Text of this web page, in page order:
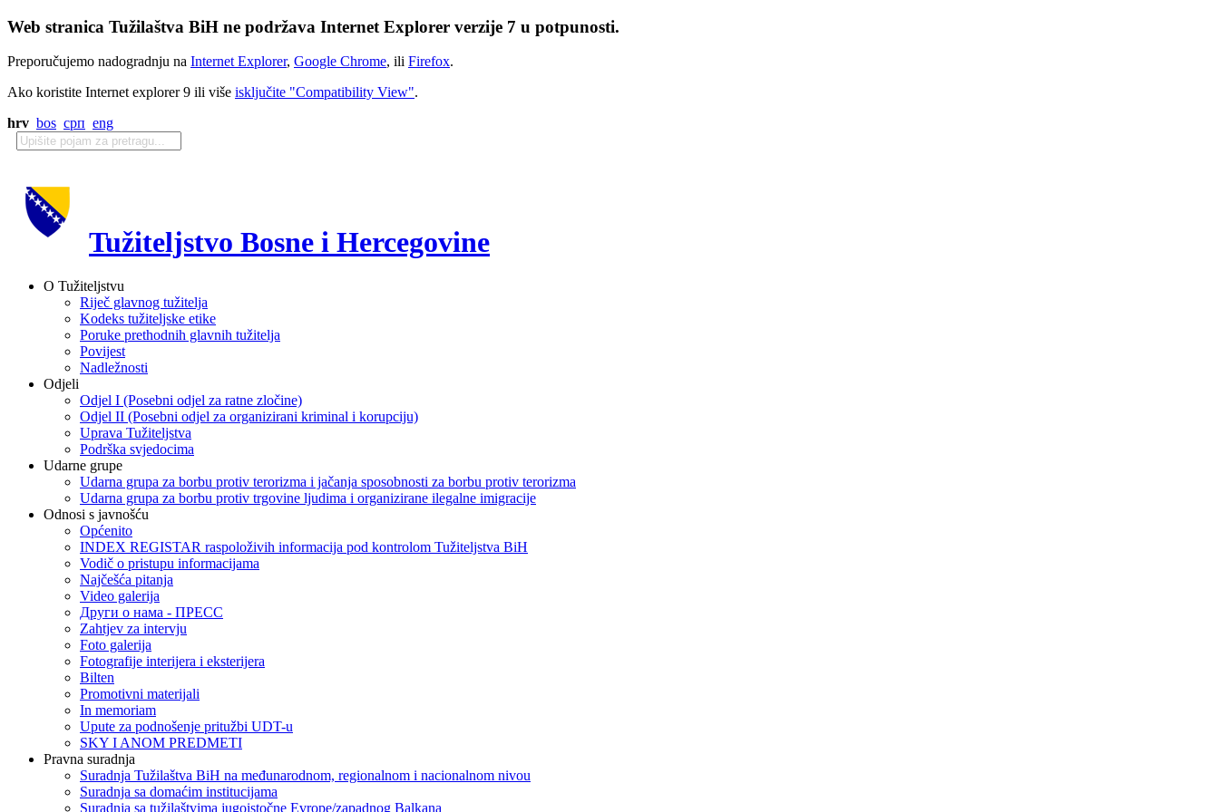
Web stranica Tužilaštva BiH ne podržava Internet Explorer verzije 7 u potpunosti.
Preporučujemo nadogradnju na Internet Explorer, Google Chrome, ili Firefox.
Ako koristite Internet explorer 9 ili više isključite "Compatibility View".
hrv bos срп eng
Tužiteljstvo Bosne i Hercegovine
O Tužiteljstvu
Riječ glavnog tužitelja
Kodeks tužiteljske etike
Poruke prethodnih glavnih tužitelja
Povijest
Nadležnosti
Odjeli
Odjel I (Posebni odjel za ratne zločine)
Odjel II (Posebni odjel za organizirani kriminal i korupciju)
Uprava Tužiteljstva
Podrška svjedocima
Udarne grupe
Udarna grupa za borbu protiv terorizma i jačanja sposobnosti za borbu protiv terorizma
Udarna grupa za borbu protiv trgovine ljudima i organizirane ilegalne imigracije
Odnosi s javnošću
Općenito
INDEX REGISTAR raspoloživih informacija pod kontrolom Tužiteljstva BiH
Vodič o pristupu informacijama
Najčešća pitanja
Video galerija
Други о нама - ПРЕСC
Zahtjev za intervju
Foto galerija
Fotografije interijera i eksterijera
Bilten
Promotivni materijali
In memoriam
Upute za podnošenje pritužbi UDT-u
SKY I ANOM PREDMETI
Pravna suradnja
Suradnja Tužilaštva BiH na međunarodnom, regionalnom i nacionalnom nivou
Suradnja sa domaćim institucijama
Suradnja sa tužilaštvima jugoistočne Evrope/zapadnog Balkana